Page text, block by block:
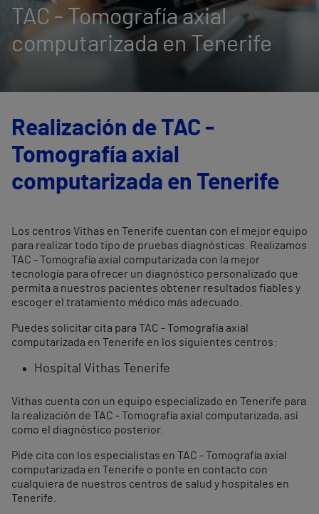
TAC - Tomografía axial
computarizada en Tenerife
Realización de TAC -
Tomografía axial
computarizada en Tenerife
Los centros Vithas en Tenerife cuentan con el mejor equipo
para realizar todo tipo de pruebas diagnósticas. Realizamos
TAC - Tomografía axial computarizada con la mejor
tecnología para ofrecer un diagnóstico personalizado que
permita a nuestros pacientes obtener resultados fiables y
escoger el tratamiento médico más adecuado.
Puedes solicitar cita para TAC - Tomografía axial
computarizada en Tenerife en los siguientes centros:
Hospital Vithas Tenerife
Vithas cuenta con un equipo especializado en Tenerife para
la realización de TAC - Tomografía axial computarizada, así
como el diagnóstico posterior.
Pide cita con los especialistas en TAC - Tomografía axial
computarizada en Tenerife o ponte en contacto con
cualquiera de nuestros centros de salud y hospitales en
Tenerife.